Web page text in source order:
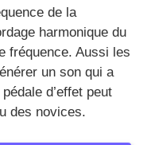
pouvoir pas avoir
de la
harmonique du
Aussi les
un son qui a
d’effet peut